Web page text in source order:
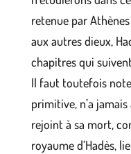
retenue par
aux autres dieux,
chapitres qui
Il faut toutefois
primitive, n’a jamais
rejoint à sa mort,
royaume d’Hadès,